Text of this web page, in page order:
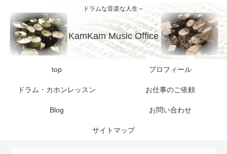
ドラムな音楽な人生～
KamKam Music Office
top プロフィール
ドラム・カホンレッスン お仕事のご依頼
Blog お問い合わせ
サイトマップ